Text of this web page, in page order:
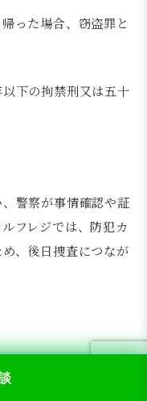
った場合、窃盗罪と
以下の拘禁刑又は五十
警察が事情確認や証
フレジでは、防犯カ
、後日捜査につなが
るわけではありませ